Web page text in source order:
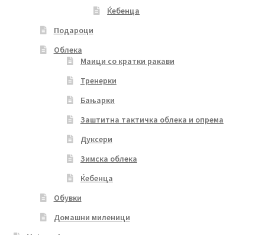
Ќебенца
Подароци
Облека
Маици со кратки ракави
Тренерки
Бањарки
Заштитна тактичка облека и опрема
Дуксери
Зимска облека
Ќебенца
Обувки
Домашни миленици